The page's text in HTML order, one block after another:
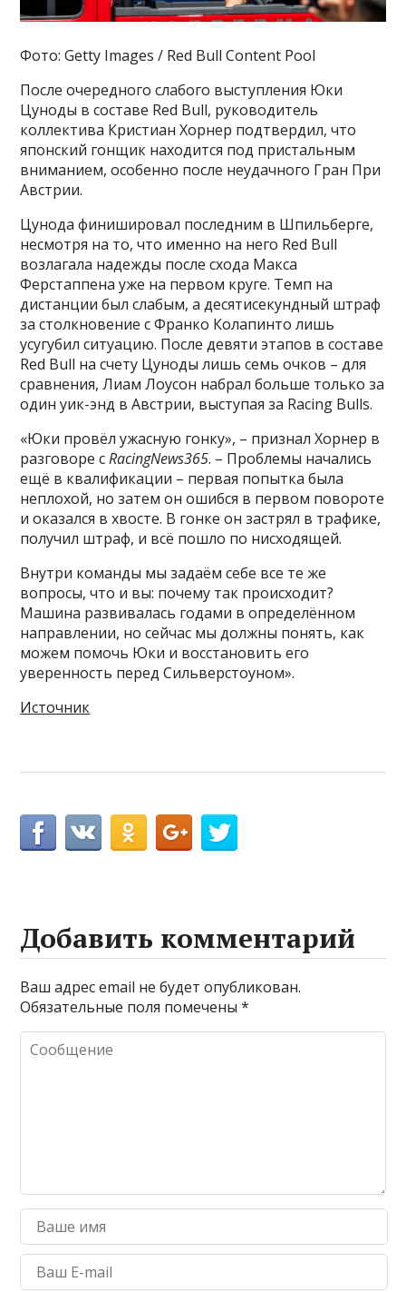
Фото: Getty Images / Red Bull Content Pool
После очередного слабого выступления Юки
Цуноды в составе Red Bull, руководитель
коллектива Кристиан Хорнер подтвердил, что
японский гонщик находится под пристальным
вниманием, особенно после неудачного Гран При
Австрии.
Цунода финишировал последним в Шпильберге,
несмотря на то, что именно на него Red Bull
возлагала надежды после схода Макса
Ферстаппена уже на первом круге. Темп на
дистанции был слабым, а десятисекундный штраф
за столкновение с Франко Колапинто лишь
усугубил ситуацию. После девяти этапов в составе
Red Bull на счету Цуноды лишь семь очков – для
сравнения, Лиам Лоусон набрал больше только за
один уик-энд в Австрии, выступая за Racing Bulls.
«Юки провёл ужасную гонку», – признал Хорнер в
разговоре сRacingNews365. – Проблемы начались
ещё в квалификации – первая попытка была
неплохой, но затем он ошибся в первом повороте
и оказался в хвосте. В гонке он застрял в трафике,
получил штраф, и всё пошло по нисходящей.
Внутри команды мы задаём себе все те же
вопросы, что и вы: почему так происходит?
Машина развивалась годами в определённом
направлении, но сейчас мы должны понять, как
можем помочь Юки и восстановить его
уверенность перед Сильверстоуном».
Источник
Добавить комментарий
Ваш адрес email не будет опубликован.
Обязательные поля помечены*